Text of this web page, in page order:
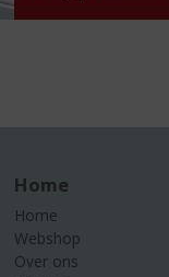
Home
Home
Webshop
Over ons